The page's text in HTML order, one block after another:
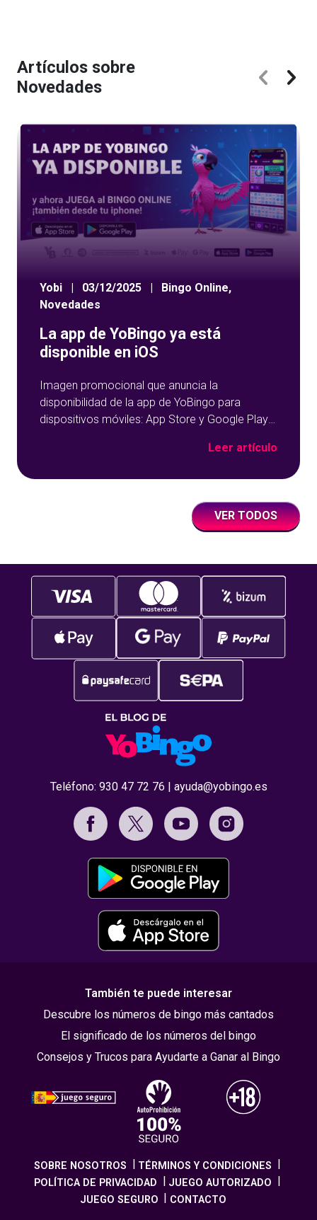
Artículos sobre
Novedades
Yobi | 03/12/2025 | Bingo Online,
Novedades
La app de YoBingo ya está
disponible en iOS
Imagen promocional que anuncia la
disponibilidad de la app de YoBingo para
dispositivos móviles: App Store y Google Play
Leer artículo
VER TODOS
Teléfono: 930 47 72 76 | ayuda@yobingo.es
También te puede interesar
Descubre los números de bingo más cantados
El significado de los números del bingo
Consejos y Trucos para Ayudarte a Ganar al Bingo
SOBRE NOSOTROS
TÉRMINOS Y CONDICIONES
POLÍTICA DE PRIVACIDAD
JUEGO AUTORIZADO
JUEGO SEGURO
CONTACTO